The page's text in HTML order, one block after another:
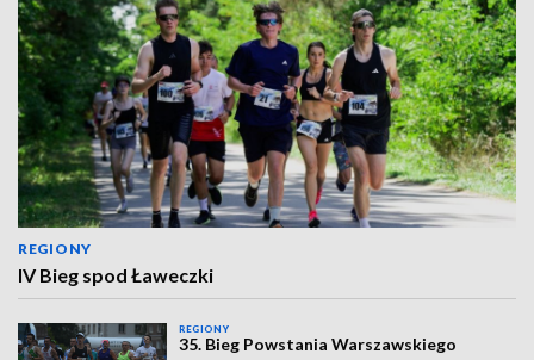
REGIONY
IV Bieg spod Ławeczki
REGIONY
35. Bieg Powstania Warszawskiego